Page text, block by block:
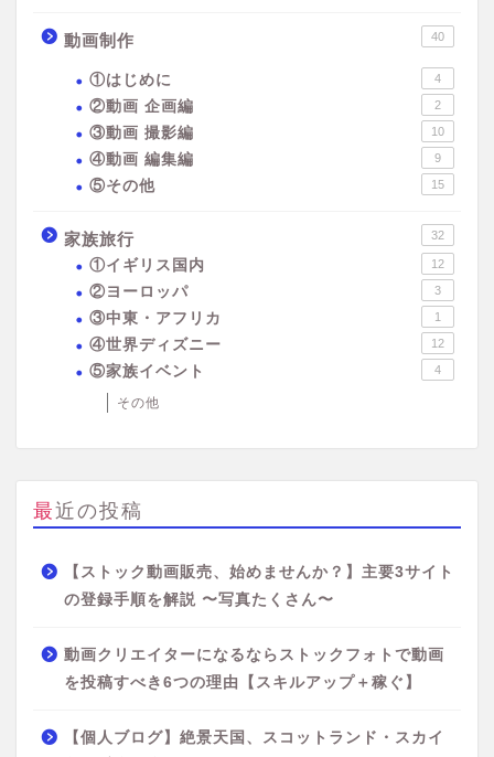
動画制作 40
①はじめに 4
②動画 企画編 2
③動画 撮影編 10
④動画 編集編 9
⑤その他 15
家族旅行 32
①イギリス国内 12
②ヨーロッパ 3
③中東・アフリカ 1
④世界ディズニー 12
⑤家族イベント 4
その他
最近の投稿
【ストック動画販売、始めませんか？】主要3サイト
の登録手順を解説 〜写真たくさん〜
動画クリエイターになるならストックフォトで動画
を投稿すべき6つの理由【スキルアップ＋稼ぐ】
【個人ブログ】絶景天国、スコットランド・スカイ